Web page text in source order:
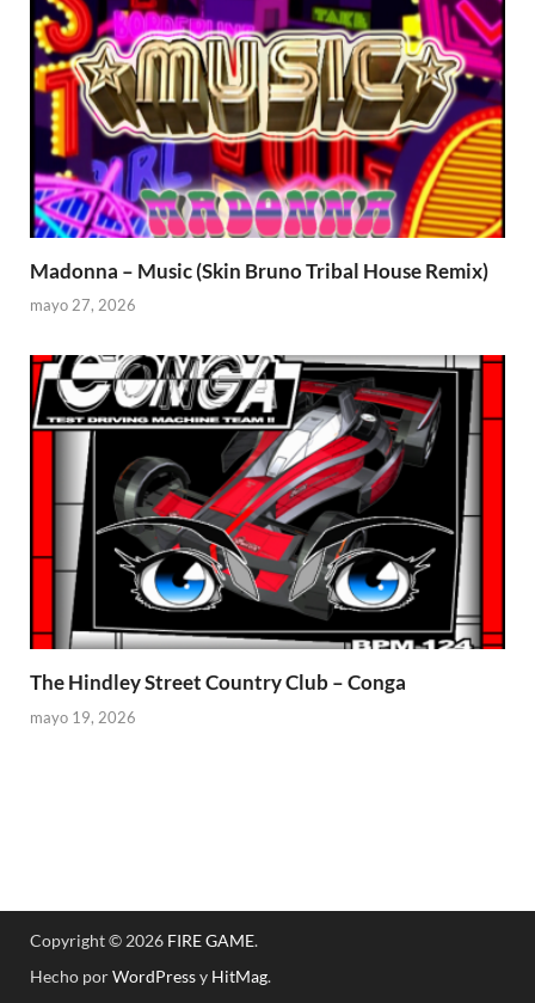
Madonna – Music (Skin Bruno Tribal House Remix)
mayo 27, 2026
The Hindley Street Country Club – Conga
mayo 19, 2026
Copyright © 2026 FIRE GAME.
Hecho porWordPressy HitMag.